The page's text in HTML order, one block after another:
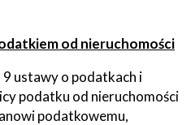
od nieruchomości
ustawy o podatkach i
podatku od nieruchomości
podatkowemu,